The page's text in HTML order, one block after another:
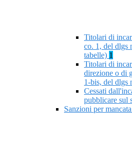
Titolari di
co. 1, del dlgs
tabelle) 1
Titolari di
direzione o di
1-bis, del dlgs
Cessati
pubblicare sul
Sanzioni per